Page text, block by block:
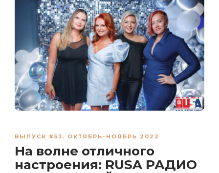
ВЫПУСК #53. ОКТЯБРЬ-НОЯБРЬ 2022
На волне отличного
настроения: RUSA РАДИО